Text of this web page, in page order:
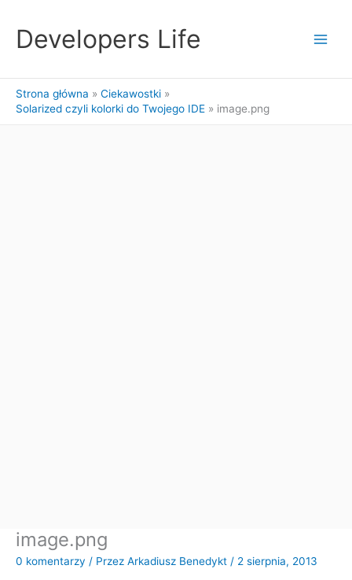
treściDevelopers Life
Strona główna
Ciekawostki
Solarized czyli kolorki do Twojego IDE
image.png
image.png
0 komentarzy / Przez Arkadiusz Benedykt / 2 sierpnia, 2013